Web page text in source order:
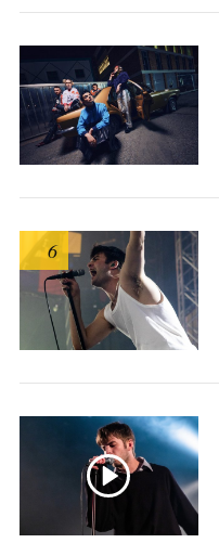
6
S
e
a
c
h
f
o
r